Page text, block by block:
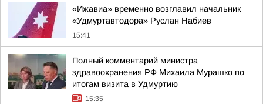
«Ижавиа» временно возглавил начальник
«Удмуртавтодора» Руслан Набиев
15:41
Полный комментарий министра
здравоохранения РФ Михаила Мурашко по
итогам визита в Удмуртию
15:35